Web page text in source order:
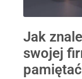
Jak
swojej